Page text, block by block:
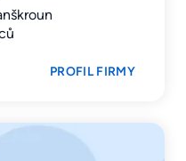
PROFIL FIRMY